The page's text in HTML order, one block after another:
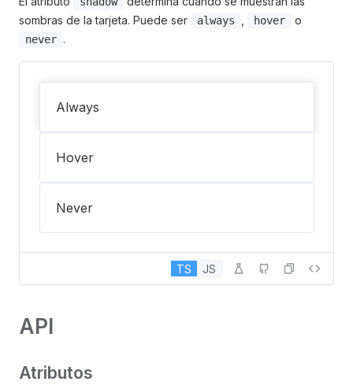
sombras de la tarjeta. Puede ser
always hover o
never .
Always
Hover
Never
TS JS
API
Atributos